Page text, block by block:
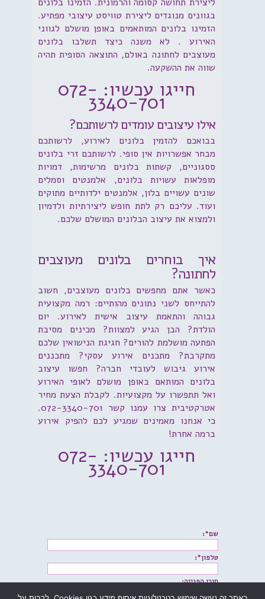
בגוונים מנוגדים ליצירת טוויסט עיצובי מפתיע.
הזמינו בלונים המותאמים באופן מושלם לגווני
האירוע . לא משנה כיצד תשלבו בלונים
מעוצבים לחתונה באולם, התוצאה הסופית תהיה
שווה את ההשקעה.
חייגו עכשיו: 072-
3340-701
אילו עיצובים עומדים לרשותכם?
בבואכם להזמין בלונים לאירוע, לרשותכם
מבחר אפשרויות אין סופי. לרשותכם זרי בלונים
ססגוניים, קשתות בלונים מרשימות, דמויות
מופלאות עשויות בלונים, אלמנטים וסמלים
שונים עשויים בלון, אלמנטים ילדותיים מתוקים
ועוד. עליכם רק לתת חופש ליצירתיות ולדמיון
ולמצוא את עיצוב הבלונים המושלם שלכם.
איך בוחרים בלונים מעוצבים
לחתונה?
כאשר אתם מחפשים בלונים מעוצבים, חשוב
להתייחס לשני נתונים מהותיים: רמה מקצועית
גבוהה והתאמת עיצוב אישית לאירוע. יום
הולדת? הבן הגיע למצוות? מכינים מסיבת
הפתעה מושלמת להורים? חגיגת הנישואין שלכם
מתקרבת? מתכנים אירוע עסקי? מתכננים
אירוע גיבוש לעובדי חברה? חפשו עיצוב
בלונים המותאם באופן מושלם לאופי האירוע
ואל תתפשרו על מקצועיות. לקבלת הצעת מחיר
אטרקטיבית צרו עמנו קשר 072-3340-701.
כי אנחנו מאמינים שמגיע לכם להפיק אירוע
ברמה אחרת!
חייגו עכשיו: 072-
3340-701
שם*:
טלפון*:
תוכן הפנייה: